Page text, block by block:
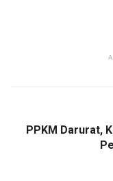
PPKM Darurat,